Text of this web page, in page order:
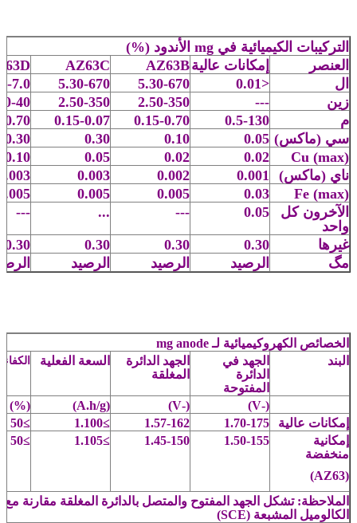
التركيبات الكيميائية في mg الأندود (%)
العنصر
إمكانات عاليةAZ63B
AZ63C
ال
<0.01
5.30-670
5.30-670
7.0
زين
---
2.50-350
2.50-350
40
م
0.5-130
0.15-0.70
0.15-0.07
0.70
سي (ماكس) 0.05
0.10
0.30
0.30
Cu (max)
0.02
0.02
0.05
0.10
ناي (ماكس)
0.001
0.002
0.003
Fe (max)
0.03
0.005
0.005
الآخرون كل
واحد
0.05
---
...
---
غيرها 0.30
0.30
0.30
0.30
مگ
الرصيد الرصيد الرصيد
الخصائص الكهروكيميائية لـ mg anode
البند
الجهد في
الدائرة
المفتوحة
الجهد الدائرة
المغلقة
السعة الفعلية
(-V)
(-V)
(A.h/g)
(%)
إمكانات عالية
1.70-175
1.57-162
≥
1.100
≥
50
إمكانية
منخفضة
(AZ63)
1.50-155
1.45-150
≥
1.105
≥
50
الملاحظة: تشكل الجهد المفتوح والمتصل بالدائرة المغلقة مقارنة مع
الكالوميل المشبعة (SCE)